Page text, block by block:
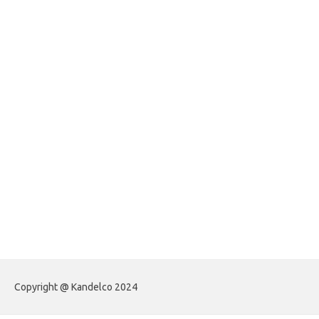
Copyright @ Kandelco 2024